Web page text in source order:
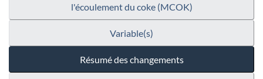
l'écoulement du coke (MCOK)
Variable(s)
Résumé des changements